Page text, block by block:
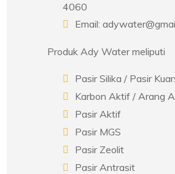
4060
Email:
Produk Ady Water meliputi
Pasir Silika / Pasir
Karbon Aktif / Arang
Pasir Aktif
Pasir MGS
Pasir Zeolit
Pasir Antrasit